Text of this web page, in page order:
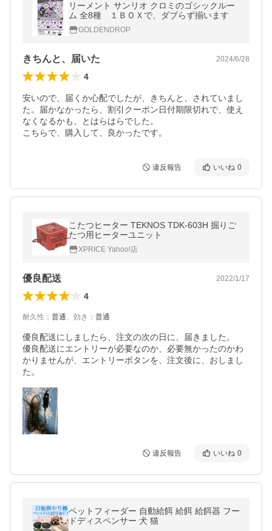
リーメント サンリオ クロミのゴシックルー
ム 全8種 １ＢＯＸで、ダブらず揃います
GOLDENDROP
きちんと、届いた 2024/6/28
4
安いので、届くか心配でしたが、きちんと、されていまし
た。届かなかったら、割引クーポン日付期限切れで、使え
なくなるかも、とはらはらでした。
こちらで、購入して、良かったです。
違反報告 いいね 0
こたつヒーター TEKNOS TDK-603H 掘りご
たつ用ヒーターユニット
XPRICE Yahoo!店
優良配送 2022/1/17
4
耐久性 ： 普通、 効き ： 普通
優良配送にしましたら、注文の次の日に、届きました。
優良配送にエントリーが必要なのか、必要無かったのかわ
かりませんが、エントリーボタンを、注文後に、おしまし
た。
違反報告 いいね 0
ペットフィーダー 自動給餌 給餌 給餌器 フー
ドディスペンサー 犬 猫